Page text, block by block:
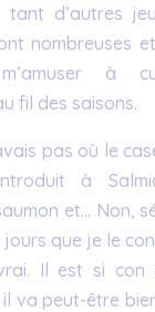
d’autres
nombreuses
à
fil des saisons.
pas où le
à
et… Non,
que je le
Il est si con
il va peut-être